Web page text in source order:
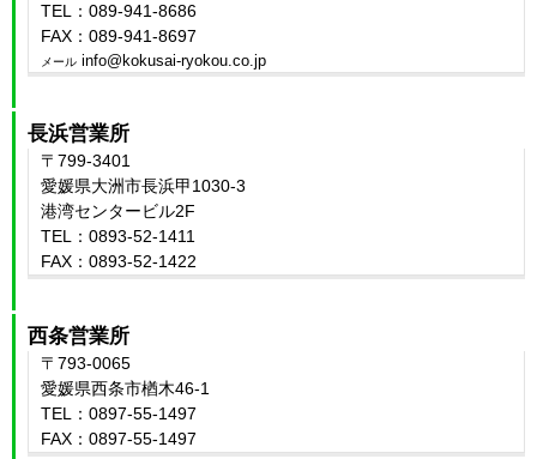
TEL：089-941-8686
FAX：089-941-8697
メール info@kokusai-ryokou.co.jp
長浜営業所
〒799-3401
愛媛県大洲市長浜甲1030-3
港湾センタービル2F
TEL：0893-52-1411
FAX：0893-52-1422
西条営業所
〒793-0065
愛媛県西条市楢木46-1
TEL：0897-55-1497
FAX：0897-55-1497